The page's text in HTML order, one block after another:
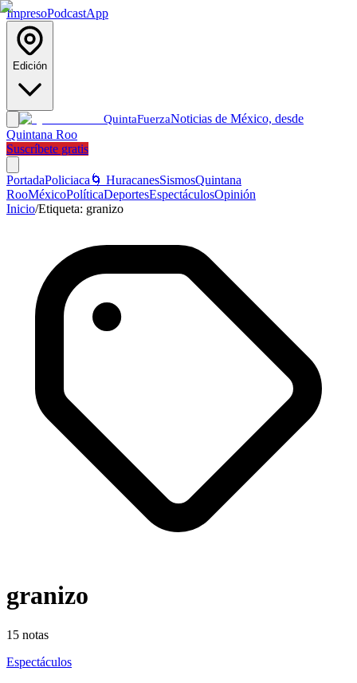
ImpresoPodcastApp
Edición
QuintaFuerzaNoticias de México, desde
Quintana Roo
Suscríbete gratis
PortadaPoliciaca 🌀 HuracanesSismosQuintana
RooMéxicoPolíticaDeportesEspectáculosOpinión
Inicio/Etiqueta: granizo
granizo
15 notas
Espectáculos